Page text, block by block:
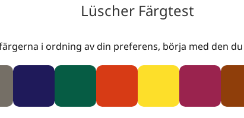
Lüscher Färgtest
i ordning av din preferens, börja med den